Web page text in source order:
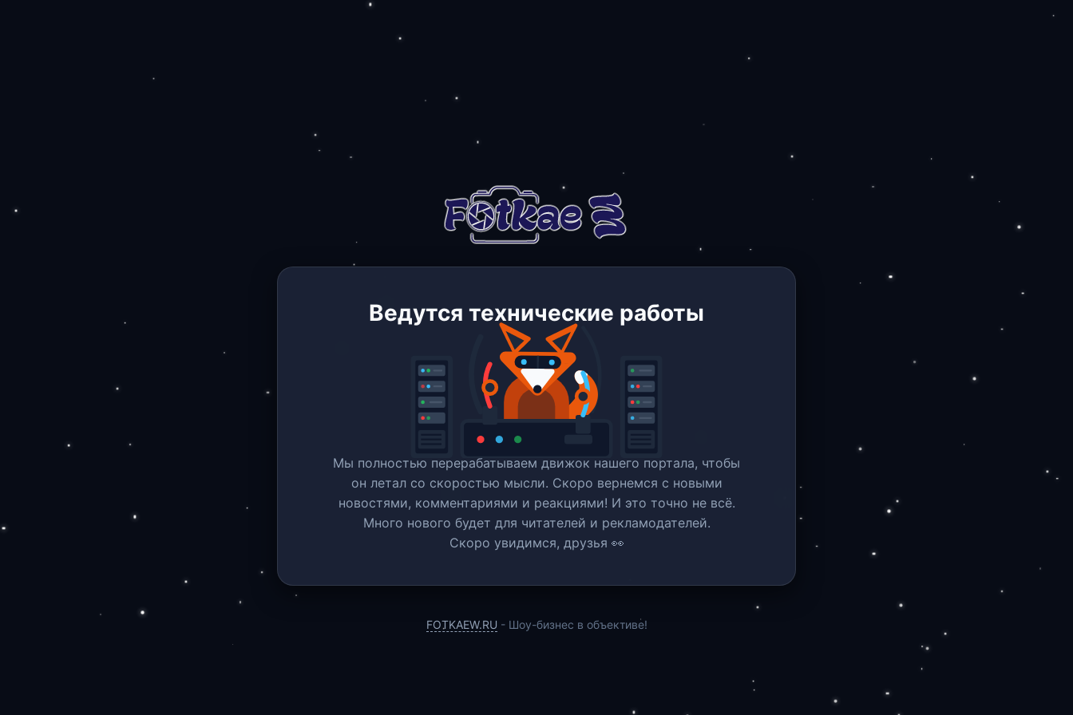
Ведутся технические работы
Мы полностью перерабатываем движок нашего портала, чтобы
он летал со скоростью мысли. Скоро вернемся c новыми
новостями, комментариями и реакциями! И это точно не всё.
Много нового будет для читателей и рекламодателей.
Скоро увидимся, друзья 👀
FOTKAEW.RU - Шоу-бизнес в объективе!